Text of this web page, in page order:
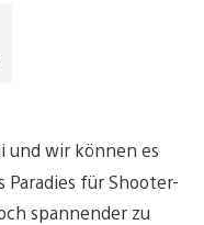
und wir können es
Paradies für Shooter-
spannender zu